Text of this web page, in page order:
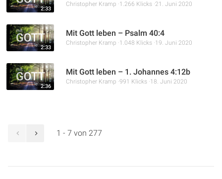
2:33
Christopher Kramp 1.266 Klicks 21. Juni 2020
2:33
Mit Gott leben – Psalm 40:4
Christopher Kramp 1.048 Klicks 19. Juni 2020
2:36
Mit Gott leben – 1. Johannes 4:12b
Christopher Kramp 991 Klicks 18. Juni 2020
1 - 7 von 277